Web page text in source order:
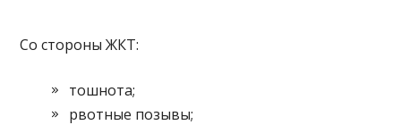
Со стороны ЖКТ:
тошнота;
рвотные позывы;